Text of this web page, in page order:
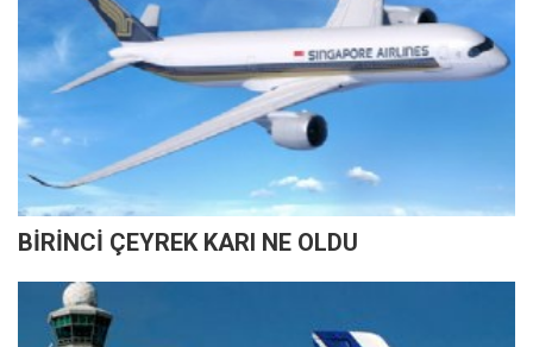
BİRİNCİ ÇEYREK KARI NE OLDU